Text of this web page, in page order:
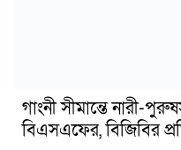
গাংনী সীমান্তে নারী-
বিএসএফের, বিজিবির